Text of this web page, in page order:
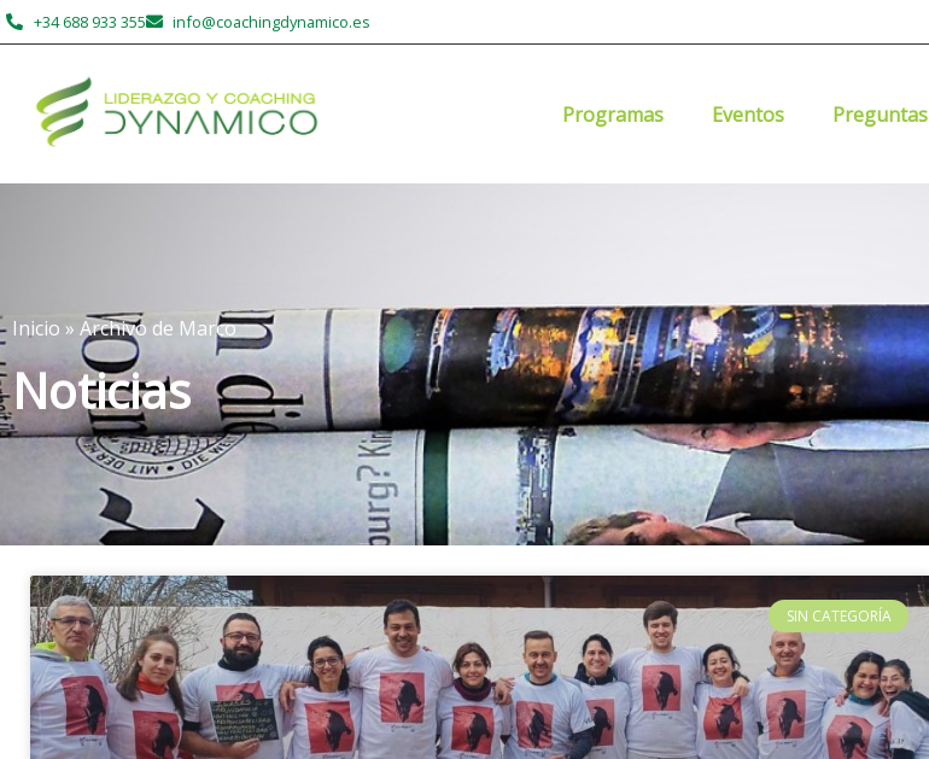
+34 688 933 355 info@coachingdynamico.es
Programas Eventos Preguntas
Inicio » Archivo de Marco
Noticias
SIN CATEGORÍA